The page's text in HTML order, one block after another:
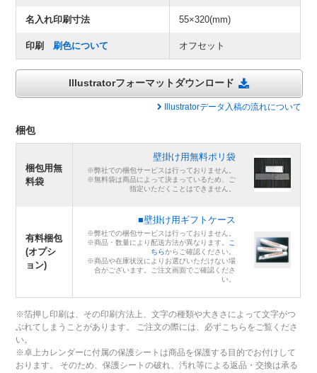
名入れ印刷寸法 55×320(mm)
印刷刷色について オフセット
Illustratorフォーマットダウンロード
Illustratorデータ入稿の流れについて
梱包
梱包用無
料袋
壁掛け用無料ポリ袋
※弊社での梱包サービスは行っておりません。
※無料袋は商品によって決まっているため、ご
指定いただくことはできません。
有料梱包
(オプシ
ョン)
■壁掛け用ギフトケース
※弊社での梱包サービスは行っておりません。
※商品・数量により配送方法が異なります。
こ
ちらからご確認ください。
※商品や在庫状況によりお選びいただけない場
合がございます。ご注文画面でご確認くださ
い。
※箔押し印刷は、その印刷方法上、文字の種類や大きさによって文字がつ
ぶれてしまうことがあります。 ご注文の際には、必ずこちらをご覧くださ
い。
※卓上カレンダーに付属の保護シートは商品を保護する目的でお付けして
おります。 そのため、保護シートの破れ、汚れ等による返品・交換は承る